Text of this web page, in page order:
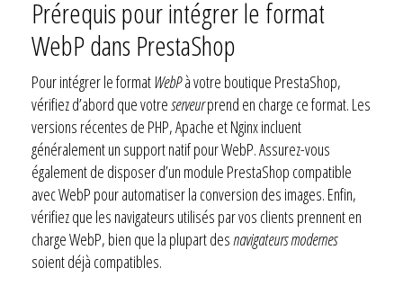
Prérequis pour intégrer le format
WebP dans PrestaShop
Pour intégrer le formatWebPà votre boutique PrestaShop,
vérifiez d’abord que votreserveurprend en charge ce format. Les
versions récentes de PHP, Apache et Nginx incluent
généralement un support natif pour WebP. Assurez-vous
également de disposer d’un module PrestaShop compatible
avec WebP pour automatiser la conversion des images. Enfin,
vérifiez que les navigateurs utilisés par vos clients prennent en
charge WebP, bien que la plupart des navigateurs modernes
soient déjà compatibles.